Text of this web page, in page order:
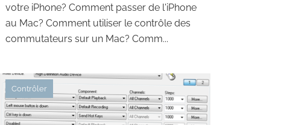
votre iPhone? Comment passer de l'iPhone
au Mac? Comment utiliser le contrôle des
commutateurs sur un Mac? Comm...
Contrôler